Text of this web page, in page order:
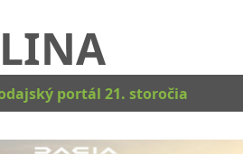
portál 21. storočia